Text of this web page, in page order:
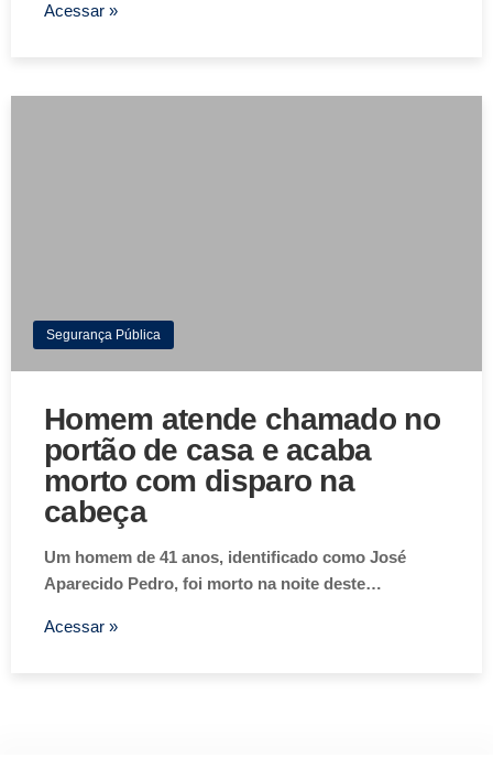
Acessar »
Segurança Pública
Homem atende chamado no
portão de casa e acaba
morto com disparo na
cabeça
Um homem de 41 anos, identificado como José
Aparecido Pedro, foi morto na noite deste…
Acessar »